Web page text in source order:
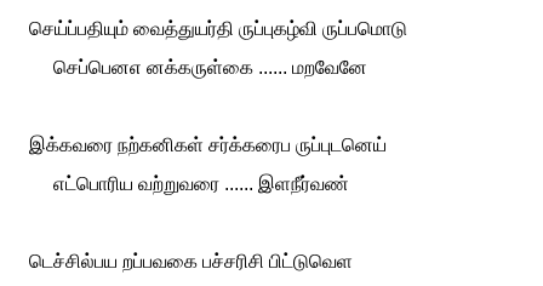
செய்ப்பதியும் வைத்துயர்தி ருப்புகழ்வி ருப்பமொடு
செப்பெனஎ னக்கருள்கை ...... மறவேனே
இக்கவரை நற்கனிகள் சர்க்கரைப ருப்புடனெய்
எட்பொரிய வற்றுவரை ...... இளநீர்வண்
டெச்சில்பய றப்பவகை பச்சரிசி பிட்டுவெள